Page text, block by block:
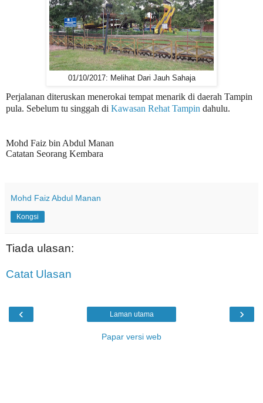
01/10/2017: Melihat Dari Jauh Sahaja
Perjalanan diteruskan menerokai tempat menarik di daerah Tampin
pula. Sebelum tu singgah di Kawasan Rehat Tampin dahulu.
Mohd Faiz bin Abdul Manan
Catatan Seorang Kembara
Mohd Faiz Abdul Manan
Kongsi
Tiada ulasan:
Catat Ulasan
‹ ›
Laman utama
Papar versi web